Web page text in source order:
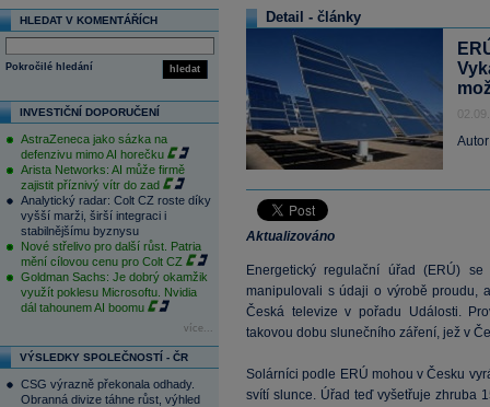
HLEDAT V KOMENTÁŘÍCH
hledat
Pokročilé hledání
INVESTIČNÍ DOPORUČENÍ
AstraZeneca jako sázka na
defenzivu mimo AI horečku
Arista Networks: AI může firmě
zajistit příznivý vítr do zad
Analytický radar: Colt CZ roste díky
vyšší marži, širší integraci i
stabilnějšímu byznysu
Nové střelivo pro další růst. Patria
mění cílovou cenu pro Colt CZ
Goldman Sachs: Je dobrý okamžik
využít poklesu Microsoftu. Nvidia
dál tahounem AI boomu
více...
VÝSLEDKY SPOLEČNOSTÍ - ČR
CSG výrazně překonala odhady.
Obranná divize táhne růst, výhled
Detail - články
Aktualizováno
Energetický regulační úřad (ERÚ)
manipulovali s údaji o výrobě proudu,
Česká televize v pořadu Události.
takovou dobu slunečního záření, jež v
Solárníci podle ERÚ mohou v Česku
svítí slunce. Úřad teď vyšetřuje zhruba